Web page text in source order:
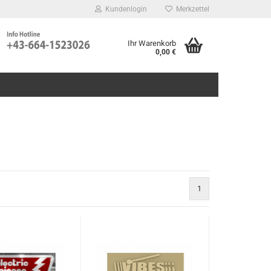
Kundenlogin Merkzettel
Ihr Warenkorb
0,00 €
1